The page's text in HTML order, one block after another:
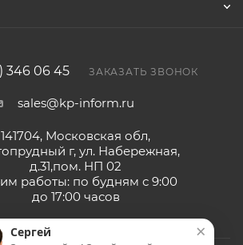
346 06 45 ЗАКАЗАТЬ ЗВОНОК
sales@kp-inform.ru
141704, Московская обл,
г, ул. Набережная,
д.31,пом. НП 02
работы: по будням с 9:00
до 17:00 часов
×
Сергей